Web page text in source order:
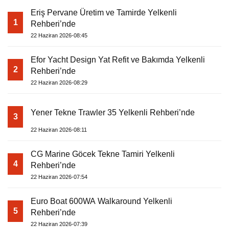
1
Eriş Pervane Üretim ve Tamirde Yelkenli
Rehberi’nde
22 Haziran 2026-08:45
2
Efor Yacht Design Yat Refit ve Bakımda Yelkenli
Rehberi’nde
22 Haziran 2026-08:29
3 Yener Tekne Trawler 35 Yelkenli Rehberi’nde
22 Haziran 2026-08:11
4
CG Marine Göcek Tekne Tamiri Yelkenli
Rehberi’nde
22 Haziran 2026-07:54
5
Euro Boat 600WA Walkaround Yelkenli
Rehberi’nde
22 Haziran 2026-07:39